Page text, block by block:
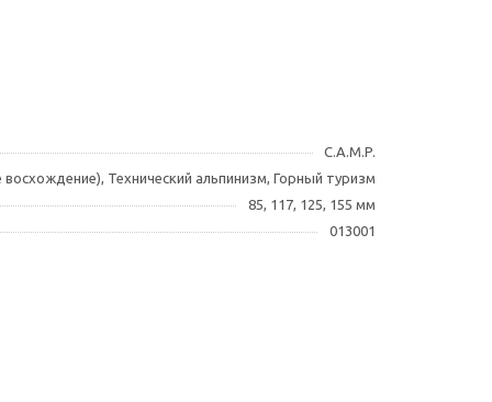
C.A.M.P.
восхождение), Технический альпинизм, Горный туризм
85, 117, 125, 155 мм
013001